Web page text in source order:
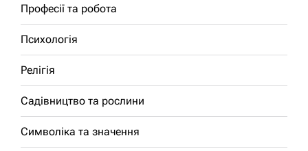
Професії та робота
Психологія
Релігія
Садівництво та рослини
Символіка та значення